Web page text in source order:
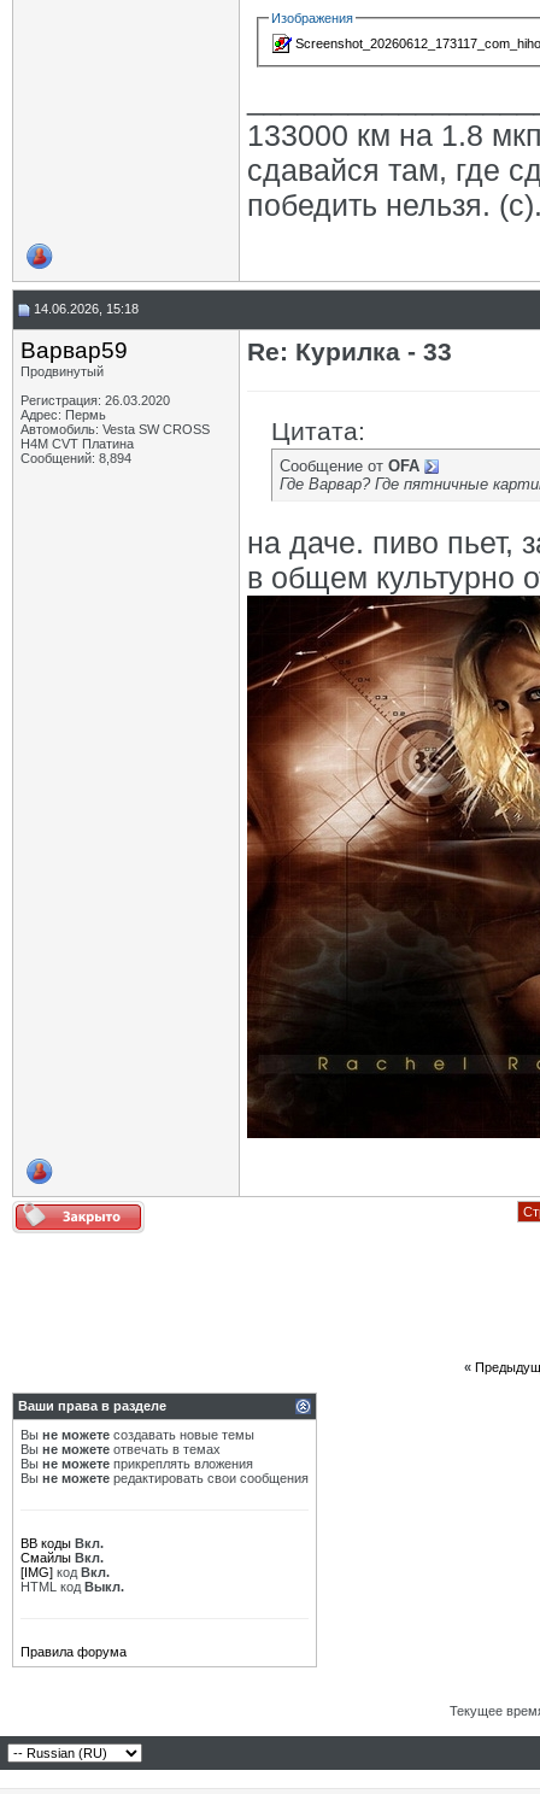
Изображения
133000 км на 1.8
сдавайся там, где
победить нельзя.
14.06.2026, 15:18
Варвар59
Продвинутый
Регистрация: 26.03.2020
Адрес: Пермь
Автомобиль: Vesta SW CROSS
H4M CVT Платина
Сообщений: 8,894
Re: Курилка - 33
Цитата:
Сообщение от OFA
Где Варвар? Где пятничные
на даче. пиво пьет,
в общем культурно
«
Ваши права в разделе
Вы не можете создавать новые темы
Вы не можете отвечать в темах
Вы не можете прикреплять вложения
Вы не можете редактировать свои сообщения
BB коды Вкл.
Смайлы Вкл.
[IMG] код Вкл.
HTML код Выкл.
Правила форума
Текущее